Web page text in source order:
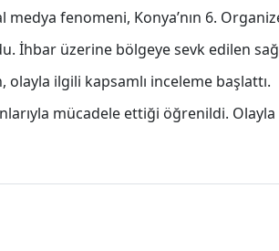
medya fenomeni, Konya’nın 6.
İhbar üzerine bölgeye sevk edilen
ilgili kapsamlı inceleme başlattı.
mücadele ettiği öğrenildi.